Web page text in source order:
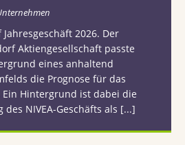
2026. Der
Aktiengesellschaft passte
eines anhaltend
die Prognose für das
Ein Hintergrund ist dabei die
NIVEA-Geschäfts als [...]